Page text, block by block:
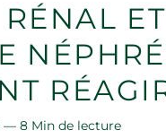
ET
—8 Min de lecture